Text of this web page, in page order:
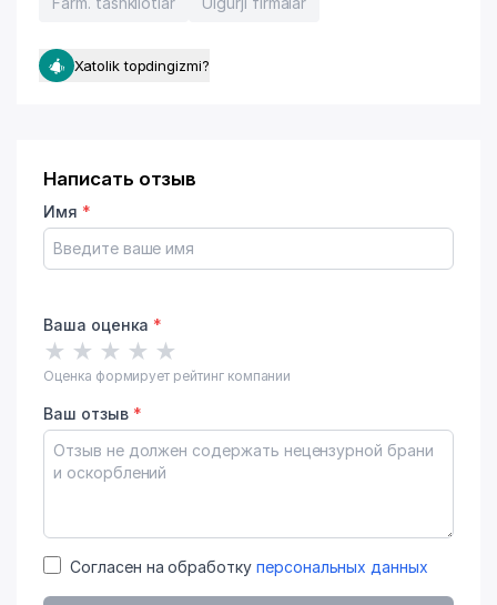
Xatolik topdingizmi?
Написать отзыв
Имя *
Ваша оценка *
★ ★ ★ ★ ★
Оценка формирует рейтинг компании
Ваш отзыв *
Согласен на обработку персональных данных